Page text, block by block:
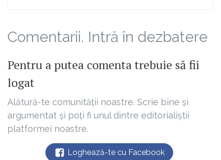
Comentarii. Intră în dezbatere
Pentru a putea comenta trebuie să fii
logat
Alătură-te comunității noastre. Scrie bine și
argumentat și poți fi unul dintre editorialiștii
platformei noastre.
Loghează-te cu Facebook